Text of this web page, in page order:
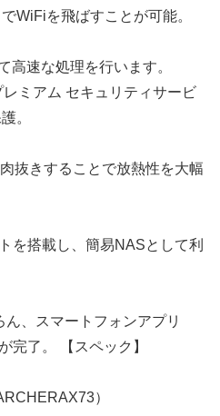
WiFiを飛ばすことが可能。
高速な処理を行います。
ミアム セキュリティサービ
。
抜きすることで放熱性を大幅
を搭載し、簡易NASとして利
、スマートフォンアプリ
完了。 【スペック】
）